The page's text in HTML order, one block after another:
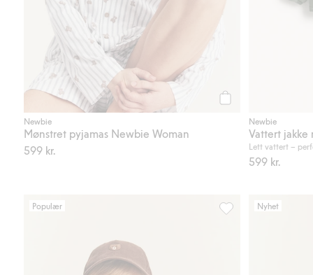
Newbie
Mønstret pyjamas Newbie Woman
599 kr.
Newbie
Vattert jakke
Lett vattert –
599 kr.
Populær Nyhet